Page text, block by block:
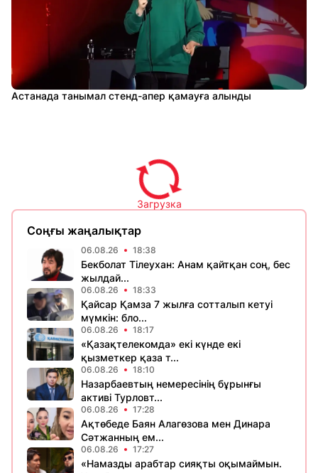
Астанада танымал стенд-апер қамауға алынды
Загрузка
Соңғы жаңалықтар
06.08.26 18:38
Бекболат Тілеухан: Анам қайтқан соң, бес
жылдай...
06.08.26 18:33
Қайсар Қамза 7 жылға сотталып кетуі
мүмкін: бло...
06.08.26 18:17
«Қазақтелекомда» екі күнде екі
қызметкер қаза т...
06.08.26 18:10
Назарбаевтың немересінің бұрынғы
активі Турловт...
06.08.26 17:28
Ақтөбеде Баян Алагөзова мен Динара
Сәтжанның ем...
06.08.26 17:27
«Намазды арабтар сияқты оқымаймын.